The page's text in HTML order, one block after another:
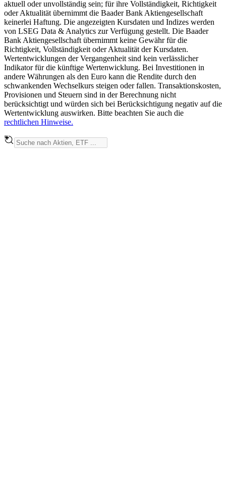
aktuell oder unvollständig sein; für ihre Vollständigkeit, Richtigkeit
oder Aktualität übernimmt die Baader Bank Aktiengesellschaft
keinerlei Haftung. Die angezeigten Kursdaten und Indizes werden
von LSEG Data & Analytics zur Verfügung gestellt. Die Baader
Bank Aktiengesellschaft übernimmt keine Gewähr für die
Richtigkeit, Vollständigkeit oder Aktualität der Kursdaten.
Wertentwicklungen der Vergangenheit sind kein verlässlicher
Indikator für die künftige Wertenwicklung. Bei Investitionen in
andere Währungen als den Euro kann die Rendite durch den
schwankenden Wechselkurs steigen oder fallen. Transaktionskosten,
Provisionen und Steuern sind in der Berechnung nicht
berücksichtigt und würden sich bei Berücksichtigung negativ auf die
Wertentwicklung auswirken. Bitte beachten Sie auch die
rechtlichen Hinweise.